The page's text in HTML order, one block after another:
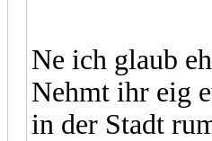
Ne ich glaub
Nehmt ihr eig
in der Stadt